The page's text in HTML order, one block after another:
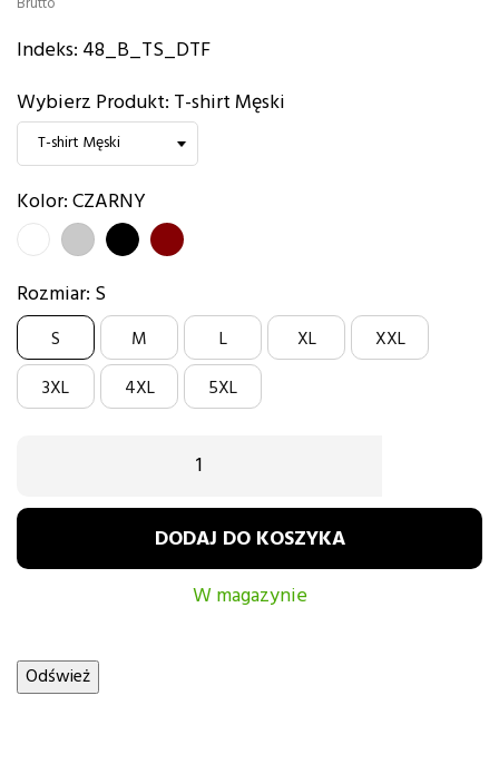
Indeks: 48_B_TS_DTF
Wybierz Produkt: T-shirt Męski
Kolor: CZARNY
BIAŁY SZARYCZARNYBORDOWY
Rozmiar: S
S M L XL
XXL
3XL
4XL 5XL
DODAJ DO KOSZYKA
W magazynie